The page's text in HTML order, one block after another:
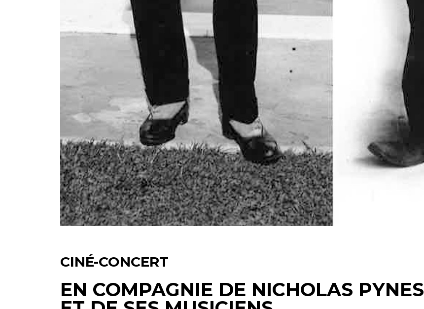
CINÉ-CONCERT
EN COMPAGNIE DE NICHOLAS PYNES